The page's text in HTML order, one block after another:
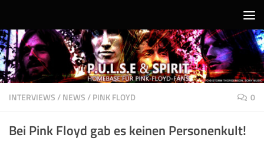
INTERVIEWS/NEWS/PINK FLOYD 0
Bei Pink Floyd gab es keinen Personenkult!